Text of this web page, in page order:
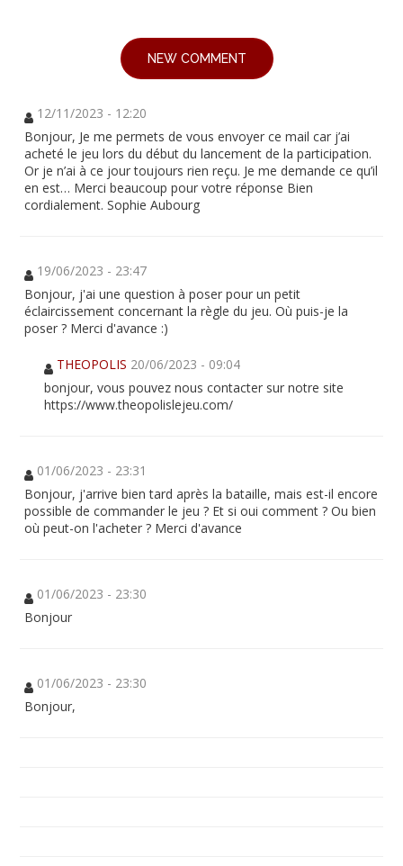
NEW COMMENT
12/11/2023 - 12:20
Bonjour, Je me permets de vous envoyer ce mail car j’ai
acheté le jeu lors du début du lancement de la participation.
Or je n’ai à ce jour toujours rien reçu. Je me demande ce qu’il
en est… Merci beaucoup pour votre réponse Bien
cordialement. Sophie Aubourg
19/06/2023 - 23:47
Bonjour, j'ai une question à poser pour un petit
éclaircissement concernant la règle du jeu. Où puis-je la
poser ? Merci d'avance :)
THEOPOLIS 20/06/2023 - 09:04
bonjour, vous pouvez nous contacter sur notre site
https://www.theopolislejeu.com/
01/06/2023 - 23:31
Bonjour, j'arrive bien tard après la bataille, mais est-il encore
possible de commander le jeu ? Et si oui comment ? Ou bien
où peut-on l'acheter ? Merci d'avance
01/06/2023 - 23:30
Bonjour
01/06/2023 - 23:30
Bonjour,